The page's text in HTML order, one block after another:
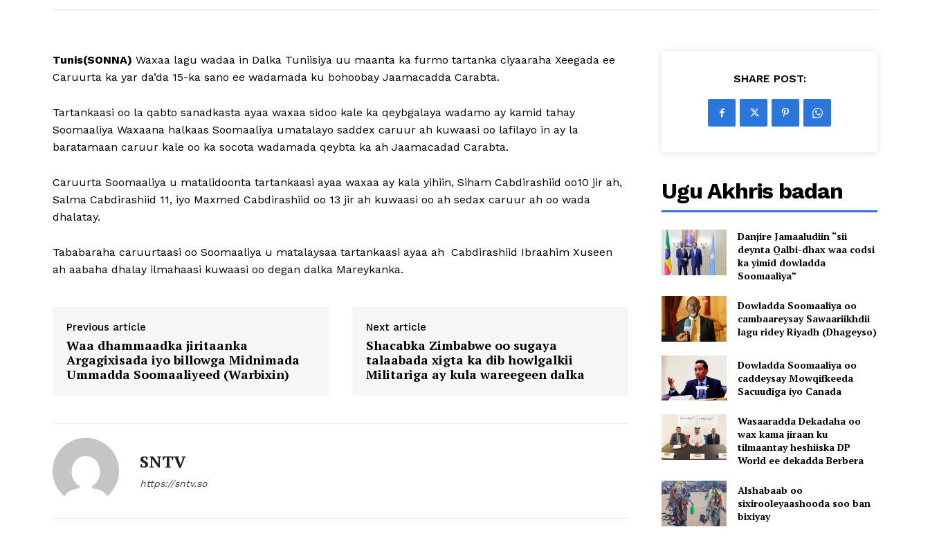
Tunis(SONNA) Waxaa lagu wadaa in Dalka Tuniisiya uu maanta ka furmo tartanka ciyaaraha Xeegada ee
Caruurta ka yar da’da 15-ka sano ee wadamada ku bohoobay Jaamacadda Carabta.
Tartankaasi oo la qabto sanadkasta ayaa waxaa sidoo kale ka qeybgalaya wadamo ay kamid tahay
Soomaaliya Waxaana halkaas Soomaaliya umatalayo saddex caruur ah kuwaasi oo lafilayo in ay la
baratamaan caruur kale oo ka socota wadamada qeybta ka ah Jaamacadad Carabta.
Caruurta Soomaaliya u matalidoonta tartankaasi ayaa waxaa ay kala yihiin, Siham Cabdirashiid oo10 jir ah,
Salma Cabdirashiid 11, iyo Maxmed Cabdirashiid oo 13 jir ah kuwaasi oo ah sedax caruur ah oo wada
dhalatay.
Tababaraha caruurtaasi oo Soomaaliya u matalaysaa tartankaasi ayaa ah Cabdirashiid Ibraahim Xuseen
ah aabaha dhalay ilmahaasi kuwaasi oo degan dalka Mareykanka.
Previous article
Waa dhammaadka jiritaanka
Argagixisada iyo billowga Midnimada
Ummadda Soomaaliyeed (Warbixin)
Next article
Shacabka Zimbabwe oo sugaya
talaabada xigta ka dib howlgalkii
Militariga ay kula wareegeen dalka
SNTV
https://sntv.so
SHARE POST:
Ugu Akhris badan
Danjire Jamaaludiin “sii
deynta Qalbi-dhax waa codsi
ka yimid dowladda
Soomaaliya”
Dowladda Soomaaliya oo
cambaareysay Sawaariikhdii
lagu ridey Riyadh (Dhageyso)
Dowladda Soomaaliya oo
caddeysay Mowqifkeeda
Sacuudiga iyo Canada
Wasaaradda Dekadaha oo
wax kama jiraan ku
tilmaantay heshiiska DP
World ee dekadda Berbera
Alshabaab oo
sixirooleyaashooda soo ban
bixiyay